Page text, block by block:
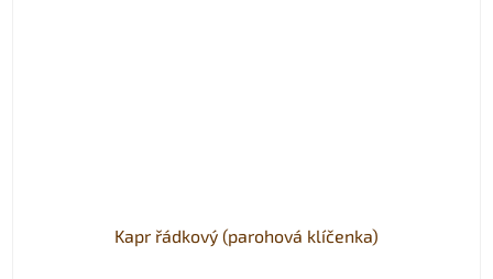
Kapr řádkový (parohová klíčenka)